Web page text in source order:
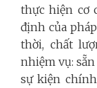
thực hiện cơ
định của
thời, chất
nhiệm vụ: sẵn
sự kiện